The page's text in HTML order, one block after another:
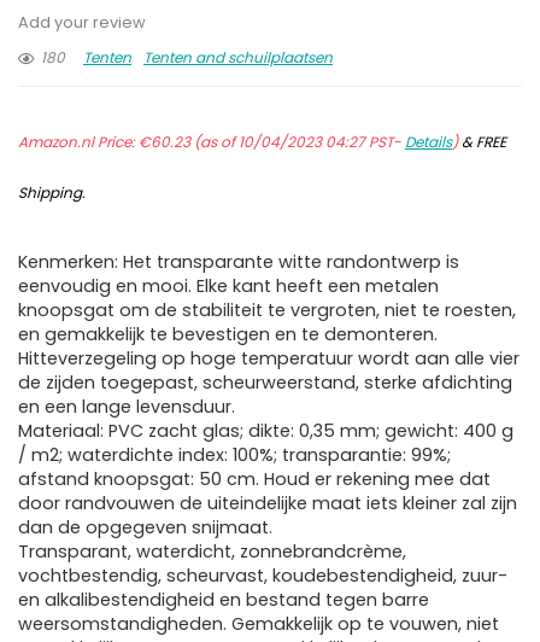
Add your review
180
Tenten Tenten and schuilplaatsen
Amazon.nl Price:€60.23(as of 10/04/2023 04:27 PST- Details)&FREE
Shipping.
Kenmerken: Het transparante witte randontwerp is
eenvoudig en mooi. Elke kant heeft een metalen
knoopsgat om de stabiliteit te vergroten, niet te roesten,
en gemakkelijk te bevestigen en te demonteren.
Hitteverzegeling op hoge temperatuur wordt aan alle vier
de zijden toegepast, scheurweerstand, sterke afdichting
en een lange levensduur.
Materiaal: PVC zacht glas; dikte: 0,35 mm; gewicht: 400 g
/ m2; waterdichte index: 100%; transparantie: 99%;
afstand knoopsgat: 50 cm. Houd er rekening mee dat
door randvouwen de uiteindelijke maat iets kleiner zal zijn
dan de opgegeven snijmaat.
Transparant, waterdicht, zonnebrandcrème,
vochtbestendig, scheurvast, koudebestendigheid, zuur-
en alkalibestendigheid en bestand tegen barre
weersomstandigheden. Gemakkelijk op te vouwen, niet